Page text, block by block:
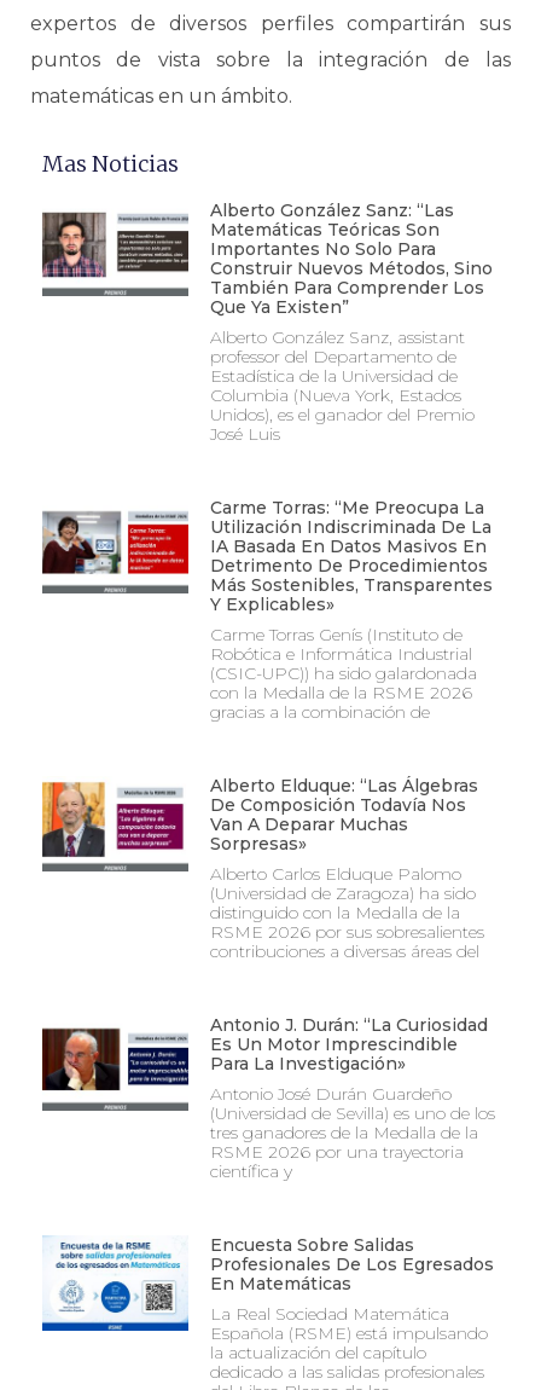
expertos de diversos perfiles compartirán sus
puntos de vista sobre la integración de las
matemáticas en un ámbito.
Mas Noticias
Alberto González Sanz: “Las
Matemáticas Teóricas Son
Importantes No Solo Para
Construir Nuevos Métodos, Sino
También Para Comprender Los
Que Ya Existen”
Alberto González Sanz, assistant
professor del Departamento de
Estadística de la Universidad de
Columbia (Nueva York, Estados
Unidos), es el ganador del Premio
José Luis
Carme Torras: “Me Preocupa La
Utilización Indiscriminada De La
IA Basada En Datos Masivos En
Detrimento De Procedimientos
Más Sostenibles, Transparentes
Y Explicables»
Carme Torras Genís (Instituto de
Robótica e Informática Industrial
(CSIC-UPC)) ha sido galardonada
con la Medalla de la RSME 2026
gracias a la combinación de
Alberto Elduque: “Las Álgebras
De Composición Todavía Nos
Van A Deparar Muchas
Sorpresas»
Alberto Carlos Elduque Palomo
(Universidad de Zaragoza) ha sido
distinguido con la Medalla de la
RSME 2026 por sus sobresalientes
contribuciones a diversas áreas del
Antonio J. Durán: “La Curiosidad
Es Un Motor Imprescindible
Para La Investigación»
Antonio José Durán Guardeño
(Universidad de Sevilla) es uno de los
tres ganadores de la Medalla de la
RSME 2026 por una trayectoria
científica y
Encuesta Sobre Salidas
Profesionales De Los Egresados
En Matemáticas
La Real Sociedad Matemática
Española (RSME) está impulsando
la actualización del capítulo
dedicado a las salidas profesionales